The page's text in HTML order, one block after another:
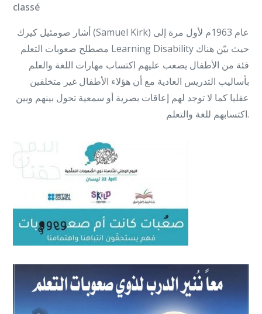
classé
مصطلح صعوبات التعلم Learning Disability حيث بيّن هناك
فئة من الأطفال يصعب عليهم اكتساب مهارات اللغة والعلم
بأساليب التدريس العادية مع أن هؤلاء الأطفال غير متخلفين
عقليا كما لا توجد لهم إعاقات بصرية أو سمعية تحول بينهم وبين
اكتسابهم للغة والتعلم.